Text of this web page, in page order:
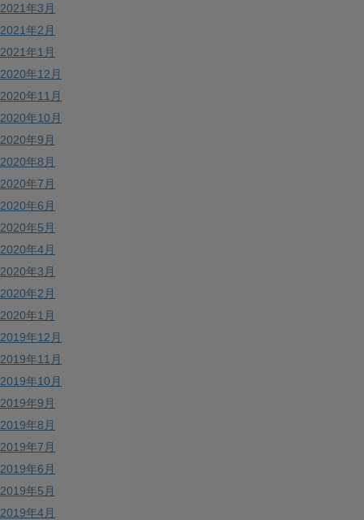
2021年3月
2021年2月
2021年1月
2020年12月
2020年11月
2020年10月
2020年9月
2020年8月
2020年7月
2020年6月
2020年5月
2020年4月
2020年3月
2020年2月
2020年1月
2019年12月
2019年11月
2019年10月
2019年9月
2019年8月
2019年7月
2019年6月
2019年5月
2019年4月